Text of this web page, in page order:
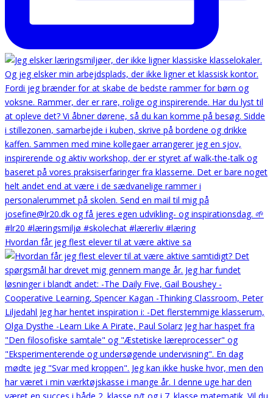
Hvordan får jeg flest elever til at være aktive sa